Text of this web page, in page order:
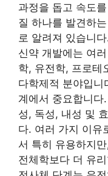
과정을 돕고 속도
질 하나를 발견하
로 알려져 있습니
신약 개발에는 여
학, 유전학, 프로테
다학제적 분야입
계에서 중요합니
성, 독성, 내성 및
다. 여러 가지 이유
서 특히 유용하지
전체학보다 더 유